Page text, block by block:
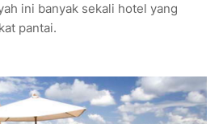
ini banyak sekali hotel yang
pantai.